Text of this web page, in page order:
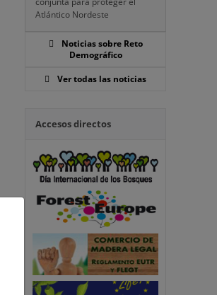
Atlántico Nordeste
Noticias sobre Reto
Demográfico
Ver todas las noticias
Accesos directos